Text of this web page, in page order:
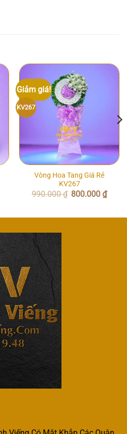
Giảm giá!
KV267
Vòng Hoa Tang Giá Rẻ
KV267
990.000₫ Giá
gốc
800.000₫Giá
hiện